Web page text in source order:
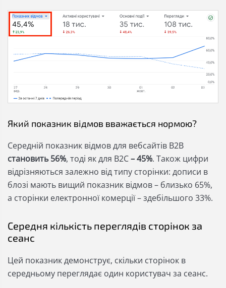
Який показник відмов вважається нормою?
Середній показник відмов для вебсайтів B2B
становить 56%, тоді як для B2C– 45%. Також цифри
відрізняються залежно від типу сторінки: дописи в
блозі мають вищий показник відмов – близько 65%,
а сторінки електронної комерції – здебільшого 33%.
Середня кількість переглядів сторінок за
сеанс
Цей показник демонструє, скільки сторінок в
середньому переглядає один користувач за сеанс.